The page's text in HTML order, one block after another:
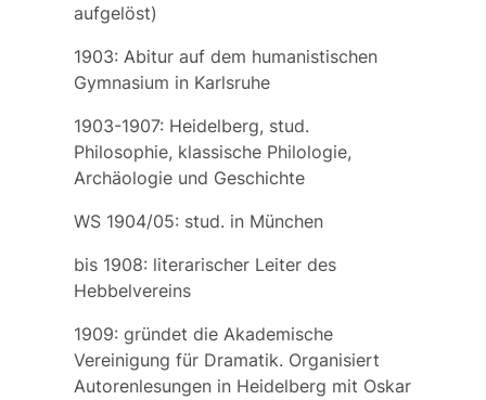
aufgelöst)
1903: Abitur auf dem humanistischen
Gymnasium in Karlsruhe
1903-1907: Heidelberg, stud.
Philosophie, klassische Philologie,
Archäologie und Geschichte
WS 1904/05: stud. in München
bis 1908: literarischer Leiter des
Hebbelvereins
1909: gründet die Akademische
Vereinigung für Dramatik. Organisiert
Autorenlesungen in Heidelberg mit Oskar